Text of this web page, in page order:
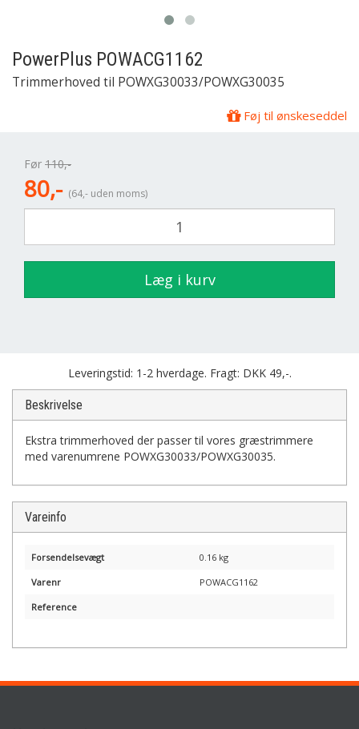
PowerPlus POWACG1162
Trimmerhoved til POWXG30033/POWXG30035
Føj til ønskeseddel
Før 110,-
80,- (64,- uden moms)
Læg i kurv
Leveringstid: 1-2 hverdage. Fragt: DKK 49,-.
Beskrivelse
Ekstra trimmerhoved der passer til vores græstrimmere
med varenumrene POWXG30033/POWXG30035.
Vareinfo
Forsendelsevægt 0.16 kg
Varenr POWACG1162
Reference